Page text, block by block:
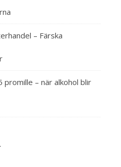
– Färska
promille – när alkohol blir